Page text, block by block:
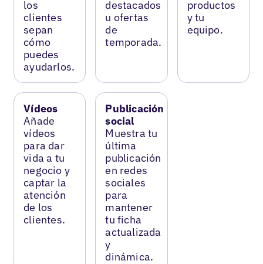
los
clientes
sepan
cómo
puedes
ayudarlos.
destacados
u ofertas
de
temporada.
productos
y tu
equipo.
Vídeos
Añade
vídeos
para dar
vida a tu
negocio y
captar la
atención
de los
clientes.
Publicación
social
Muestra tu
última
publicación
en redes
sociales
para
mantener
tu ficha
actualizada
y
dinámica.